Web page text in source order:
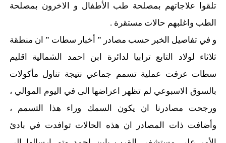
تلقوا علاجاتهم بمصلحة طب الأطفال و الاخرون بمصلحة
الطب واغلبهم حالات مستقرة .
و في تفاصيل الخبر حسب مصادر ” أخبار سطات ” ان منطقة
ثلاثاء لولاد التابع ترابيا لدائرة ابن احمد الشمالية اقليم
سطات عرفت عملية تسمم جماعي نتيجة تناول مأكولات
بالسوق الاسبوعي لم تظهر اعراضها الى في اليوم الموالي ،
ورجحت مصادرنا ان يكون السمك وراء هذا التسمم ،
وأضافت ذات المصادر ان هذه الحالات توافدت في بادئ